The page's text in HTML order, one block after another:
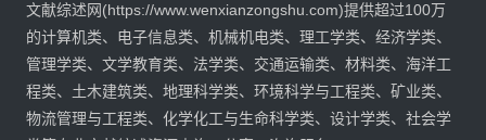
文献综述网(https://www.wenxianzongshu.com)提供超过100万
的计算机类、电子信息类、机械机电类、理工学类、经济学类、
管理学类、文学教育类、法学类、交通运输类、材料类、海洋工
程类、土木建筑类、地理科学类、环境科学与工程类、矿业类、
物流管理与工程类、化学化工与生命科学类、设计学类、社会学